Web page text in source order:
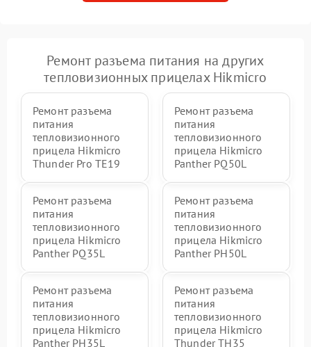
Ремонт разъема питания на других
тепловизионных прицелах Hikmicro
Ремонт разъема
питания
тепловизионного
прицела Hikmicro
Thunder Pro TE19
Ремонт разъема
питания
тепловизионного
прицела Hikmicro
Panther PQ50L
Ремонт разъема
питания
тепловизионного
прицела Hikmicro
Panther PQ35L
Ремонт разъема
питания
тепловизионного
прицела Hikmicro
Panther PH50L
Ремонт разъема
питания
тепловизионного
прицела Hikmicro
Panther PH35L
Ремонт разъема
питания
тепловизионного
прицела Hikmicro
Thunder TH35